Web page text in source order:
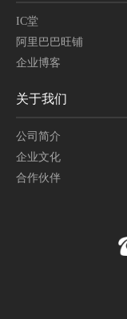
IC堂
阿里巴巴旺铺
企业博客
关于我们
公司简介
企业文化
合作伙伴